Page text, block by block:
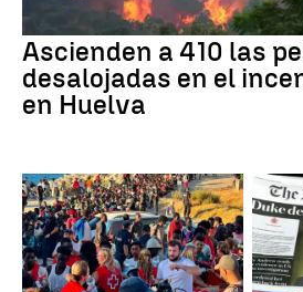
Ascienden a 410 las
desalojadas en el
en Huelva